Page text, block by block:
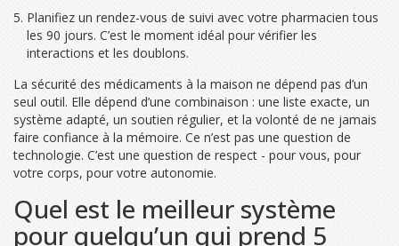
Planifiez un rendez-vous de suivi avec votre pharmacien tous
les 90 jours. C’est le moment idéal pour vérifier les
interactions et les doublons.
La sécurité des médicaments à la maison ne dépend pas d’un
seul outil. Elle dépend d’une combinaison : une liste exacte, un
système adapté, un soutien régulier, et la volonté de ne jamais
faire confiance à la mémoire. Ce n’est pas une question de
technologie. C’est une question de respect - pour vous, pour
votre corps, pour votre autonomie.
Quel est le meilleur système
pour quelqu’un qui prend 5